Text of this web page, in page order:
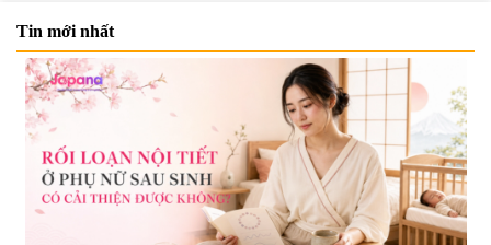
Viên uống bổ não Ribeto Shoji
Ichoha Ekisu Plus - 90 viên
57.920
1.450.000 đ
Viên nang uống cải thiện thị lực,
trí nhớ DHA + EPA + Flaxseed
Oil 30 viên/gói - Date 02/2027
|52.346
225.000 đ
Tin mới nhất